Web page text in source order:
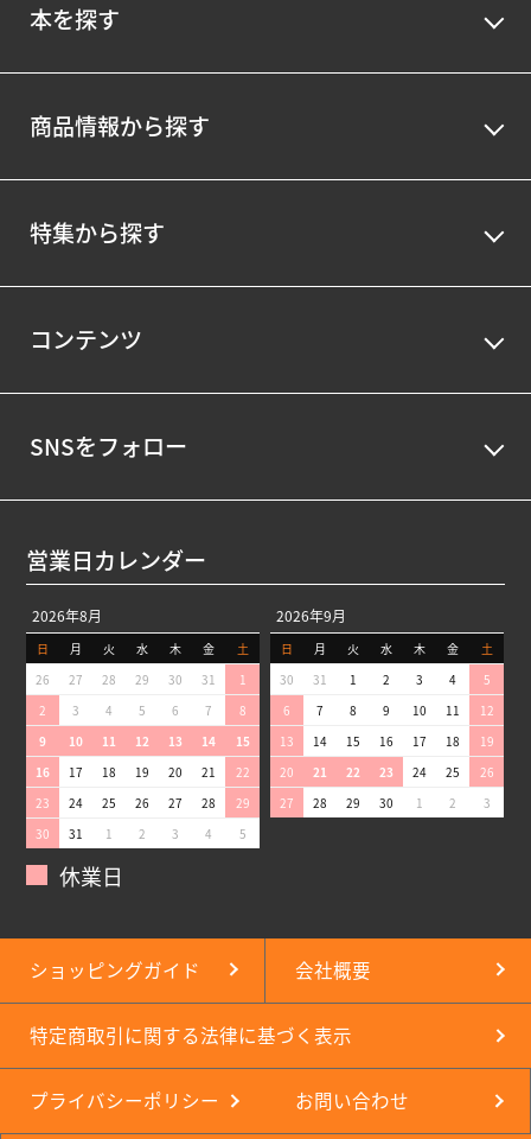
本を探す
商品情報から探す
特集から探す
コンテンツ
SNSをフォロー
営業日カレンダー
2026年8月
日 月 火 水 木 金
土
26
27 28 29 30 31
1
2
3 4 5 6 7
8
9
10 11 12 13 14
15
16
17 18 19 20 21
22
23
24 25 26 27 28
29
30
31 1 2 3 4 5
2026年9月
日 月 火 水 木 金
土
30
31 1 2 3 4
5
6
7 8 9 10 11
12
13
14 15 16 17 18
19
20
21 22 23 24 25
26
27
28 29 30 1 2 3
休業日
ショッピングガイド 会社概要
特定商取引に関する法律に基づく表示
プライバシーポリシー お問い合わせ